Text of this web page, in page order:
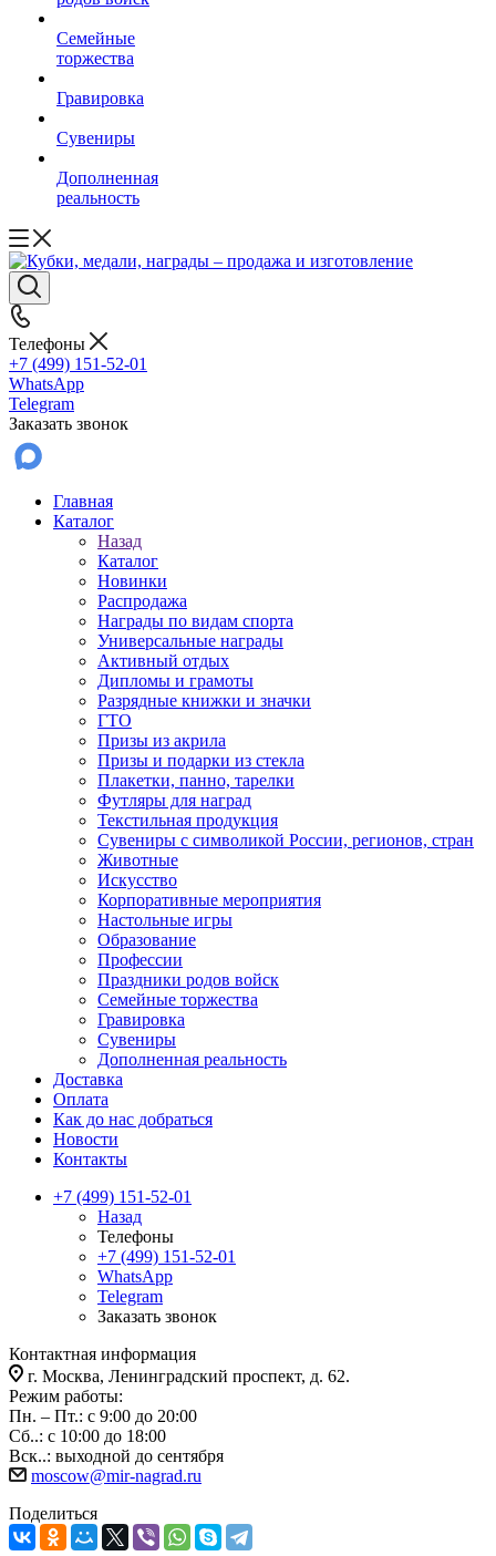
Семейные
торжества
Гравировка
Сувениры
Дополненная
реальность
Телефоны
+7 (499) 151-52-01
WhatsApp
Telegram
Заказать звонок
Главная
Каталог
Назад
Каталог
Новинки
Распродажа
Награды по видам спорта
Универсальные награды
Активный отдых
Дипломы и грамоты
Разрядные книжки и значки
ГТО
Призы из акрила
Призы и подарки из стекла
Плакетки, панно, тарелки
Футляры для наград
Текстильная продукция
Сувениры с символикой России, регионов, стран
Животные
Искусство
Корпоративные мероприятия
Настольные игры
Образование
Профессии
Праздники родов войск
Семейные торжества
Гравировка
Сувениры
Дополненная реальность
Доставка
Оплата
Как до нас добраться
Новости
Контакты
+7 (499) 151-52-01
Назад
Телефоны
+7 (499) 151-52-01
WhatsApp
Telegram
Заказать звонок
Контактная информация
г. Москва, Ленинградский проспект, д. 62.
Режим работы:
Пн. – Пт.: с 9:00 до 20:00
Сб..: с 10:00 до 18:00
Вск..: выходной до сентября
moscow@mir-nagrad.ru
Поделиться